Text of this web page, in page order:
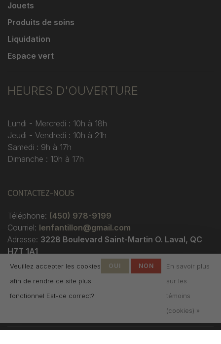
Jouets
Produits de soins
Liquidation
Espace vert
HEURES D'OUVERTURE
Lundi - Mercredi : 10h à 18h
Jeudi - Vendredi : 10h à 21h
Samedi : 9h à 17h
Dimanche : 10h à 17h
CONTACTEZ-NOUS
Téléphone: (450) 978-9199
Courriel: lenfantillon@gmail.com
Adresse: 3228 Boulevard Saint-Martin O. Laval, QC
H7T 1A1
Veuillez accepter les cookies
afin de rendre ce site plus
fonctionnel Est-ce correct?
OUI NON
En savoir plus
sur les
témoins
(cookies) »